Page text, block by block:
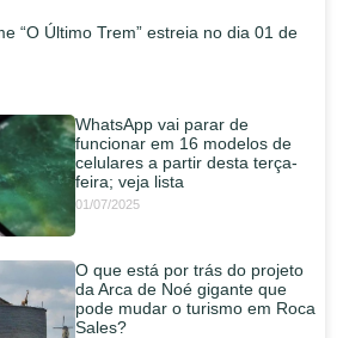
“O Último Trem” estreia no dia 01 de
WhatsApp vai parar de
funcionar em 16 modelos de
celulares a partir desta terça-
feira; veja lista
01/07/2025
O que está por trás do projeto
da Arca de Noé gigante que
pode mudar o turismo em Roca
Sales?